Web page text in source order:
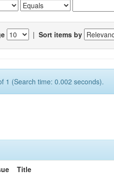
| Sort items by
1 (Search time: 0.002 seconds).
Title